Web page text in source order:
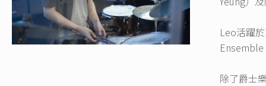
Leo活躍
除了爵士